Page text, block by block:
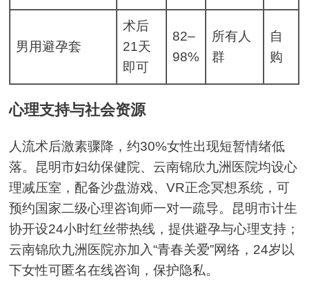
男用避孕套
术后
21天
即可
82–
98%
所有人
群
自
购
心理支持与社会资源
人流术后激素骤降，约30%女性出现短暂情绪低
落。昆明市妇幼保健院、云南锦欣九洲医院均设心
理减压室，配备沙盘游戏、VR正念冥想系统，可
预约国家二级心理咨询师一对一疏导。昆明市计生
协开设24小时红丝带热线，提供避孕与心理支持；
云南锦欣九洲医院亦加入“青春关爱”网络，24岁以
下女性可匿名在线咨询，保护隐私。